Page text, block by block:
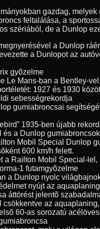
gazdag,
feltalálása, a
szériából, de a Dunlop
a Dunlop
a Dunlopot az
gyõzelme
Le Mans-ban a Bentley-vel.
1927 és 1930
sebességrekordja
gumiabroncsai
1935-ben újabb
és a Dunlop gumiabroncsok
Mobil Special Dunlop
600 km/h felett.
a Railton Mobil Special-
1 futamgyõzelme
a Dunlop nyolc
nyújt az
áttörést jelentõ
csökkentve az
60-as sorozatú